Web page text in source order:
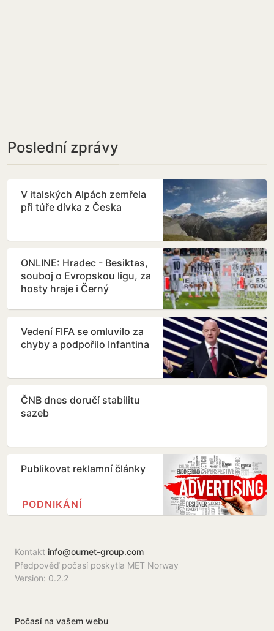
Poslední zprávy
V italských Alpách zemřela
při túře dívka z Česka
ONLINE: Hradec - Besiktas,
souboj o Evropskou ligu, za
hosty hraje i Černý
Vedení FIFA se omluvilo za
chyby a podpořilo Infantina
ČNB dnes doručí stabilitu
sazeb
Publikovat reklamní články
PODNIKÁNÍ
Kontakt info@ournet-group.com
Předpověď počasí poskytla MET Norway
Version: 0.2.2
Počasí na vašem webu